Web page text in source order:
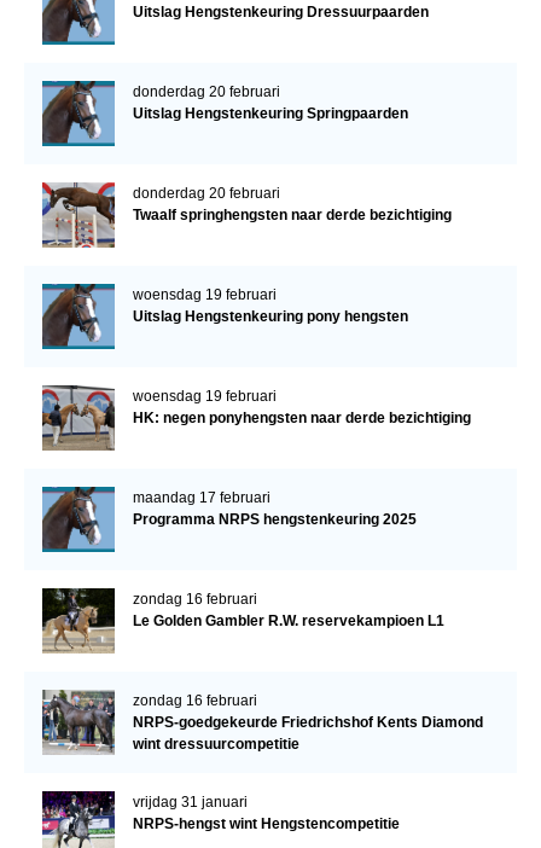
Uitslag Hengstenkeuring Dressuurpaarden
donderdag 20 februari
Uitslag Hengstenkeuring Springpaarden
donderdag 20 februari
Twaalf springhengsten naar derde bezichtiging
woensdag 19 februari
Uitslag Hengstenkeuring pony hengsten
woensdag 19 februari
HK: negen ponyhengsten naar derde bezichtiging
maandag 17 februari
Programma NRPS hengstenkeuring 2025
zondag 16 februari
Le Golden Gambler R.W. reservekampioen L1
zondag 16 februari
NRPS-goedgekeurde Friedrichshof Kents Diamond
wint dressuurcompetitie
vrijdag 31 januari
NRPS-hengst wint Hengstencompetitie